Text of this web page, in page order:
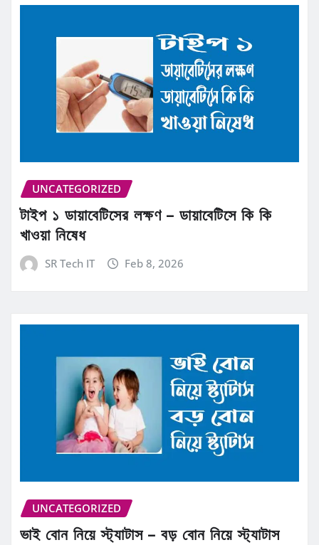
UNCATEGORIZED
টাইপ ১ ডায়াবেটিসের লক্ষণ – ডায়াবেটিসে কি কি
খাওয়া নিষেধ
SR Tech IT Feb 8, 2026
UNCATEGORIZED
ভাই বোন নিয়ে স্ট্যাটাস – বড় বোন নিয়ে স্ট্যাটাস